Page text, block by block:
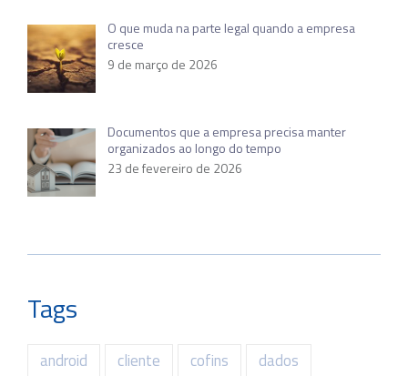
O que muda na parte legal quando a empresa
cresce
9 de março de 2026
Documentos que a empresa precisa manter
organizados ao longo do tempo
23 de fevereiro de 2026
Tags
android cliente cofins
dados